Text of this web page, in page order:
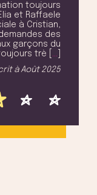
toujours
et Raffaele
à Cristian,
des
garçons du
trè [
àAoût 2025